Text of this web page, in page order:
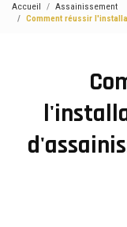
Accueil
Assainissement
Comment réussir